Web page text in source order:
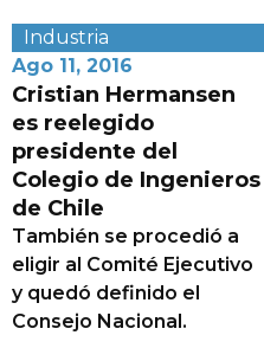
Industria
Ago 11, 2016
Cristian Hermansen
es reelegido
presidente del
Colegio de Ingenieros
de Chile
También se procedió a
eligir al Comité Ejecutivo
y quedó definido el
Consejo Nacional.